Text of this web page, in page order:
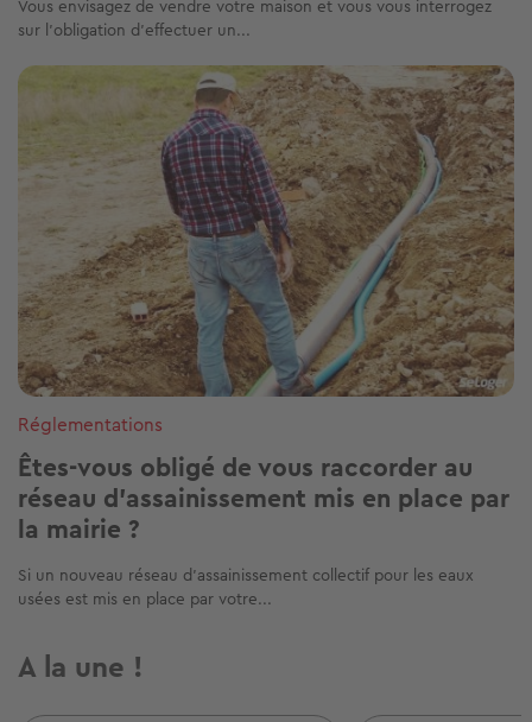
Vous envisagez de vendre votre maison et vous vous interrogez
sur l’obligation d’effectuer un...
Image
Réglementations
Êtes-vous obligé de vous raccorder au
réseau d'assainissement mis en place par
la mairie ?
Si un nouveau réseau d'assainissement collectif pour les eaux
usées est mis en place par votre...
A la une !